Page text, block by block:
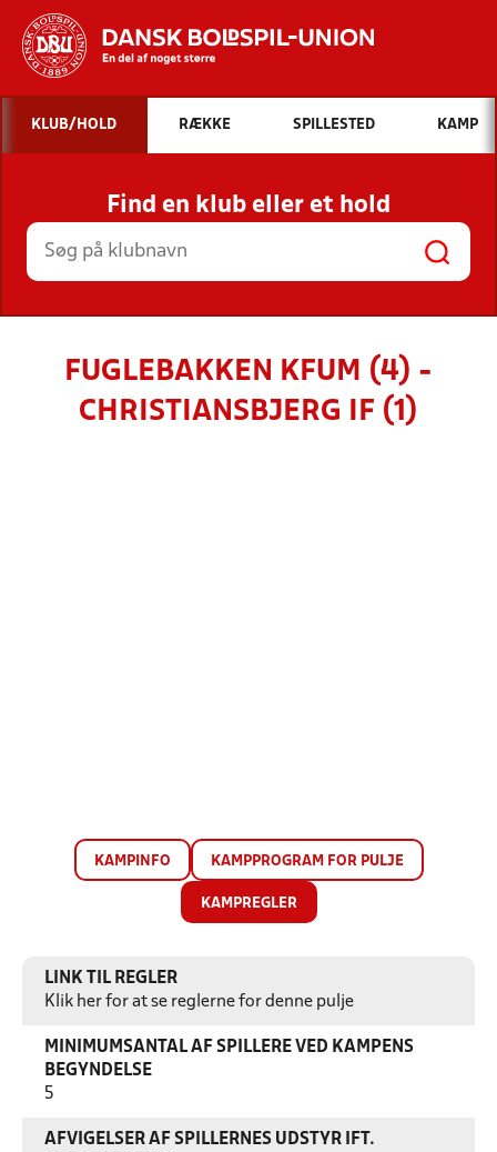
Hvad vil du søge efter?
INDHOLD OG NYHEDER
STILLINGER, RESULTATER, KLUBBER OG
HOLD
KLUB/HOLD RÆKKE SPILLESTED KAMP
Find en klub eller et hold
FUGLEBAKKEN KFUM (4) -
CHRISTIANSBJERG IF (1)
KAMPINFO KAMPPROGRAM FOR PULJE
KAMPREGLER
LINK TIL REGLER
Klik her for at se reglerne for denne pulje
MINIMUMSANTAL AF SPILLERE VED KAMPENS
BEGYNDELSE
5
AFVIGELSER AF SPILLERNES UDSTYR IFT.